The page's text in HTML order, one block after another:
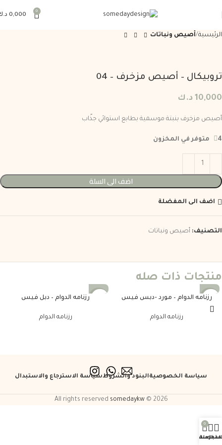
0
0,000
الرئيسية أصيص ونباتات
تروبيكال – أصيص مزخرف – 04
10,000 د.ك
أصيص مزخرف بنبتة موسمية بطابع استوائي جذّاب
4 متوفر في المخزون
اضف الى السلة
اضف الى المفضلة
التصنيف: أصيص ونباتات
منتجات ذات صله
-25%
رزنامه الدوام – مورد -دبس فيس
رزنامه الدوام
رزنامه الدوام – دبل فيس
رزنامه الدوام
سياسة الخصوصيةالبنود والشروطسياسة الاسترجاع والاستبدال
2026 © All rights reserved
somedaykw
المفضلة
0
السلة
حسابي